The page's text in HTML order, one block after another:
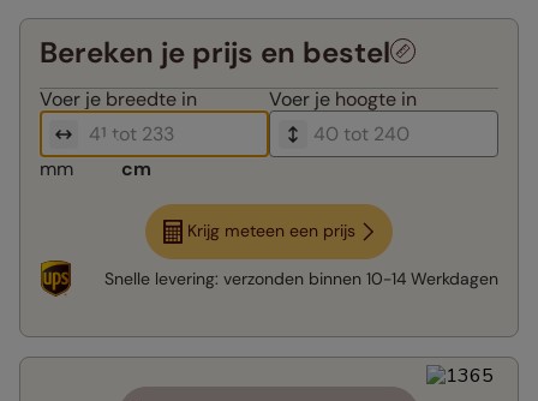
Bereken je prijs en bestel
Voer je breedte in Voer je hoogte in
mm cm
Krijg meteen een prijs
Snelle levering: verzonden binnen 10-14 Werkdagen